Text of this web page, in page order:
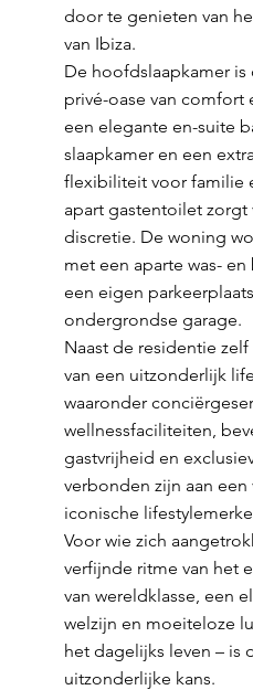
door te genieten van
van Ibiza.
De hoofdslaapkamer is
privé-oase van
een elegante en-suite
slaapkamer en een
flexibiliteit voor familie
apart gastentoilet zorgt
discretie. De woning
met een aparte was-
een eigen
ondergrondse garage.
Naast de residentie
van een uitzonderlijk
waaronder
wellnessfaciliteiten,
gastvrijheid en
verbonden zijn aan een
iconische
Voor wie zich
verfijnde ritme van het
van wereldklasse, een
welzijn en moeiteloze
het dagelijks leven – is
uitzonderlijke kans.